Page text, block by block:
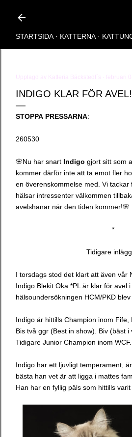
STARTSIDA KATTERNA
Upplagd av Katteria Bäckstedt´s februari
INDIGO KLAR FÖR AVEL!
STOPPA PRESSARNA:
260530
🌸Nu har snart Indigo gjort sitt som
kommer därför inte att ta emot fler
en överenskommelse med. Vi tackar
hälsar intressenter välkommen
avelshanar när den tiden kommer!🌸
*
Tidigare
I torsdags stod det klart att även vår
Indigo Blekit Oka *PL är klar för avel
hälsoundersökningen HCM/PKD
Indigo är hittills Champion inom
Bis två ggr (Best in show). Biv (bäst i
Tidigare Junior Champion inom WCF.
Indigo har ett ljuvligt temperament,
bästa han vet är att ligga i mattes
Han har en fyllig päls som hittills varit